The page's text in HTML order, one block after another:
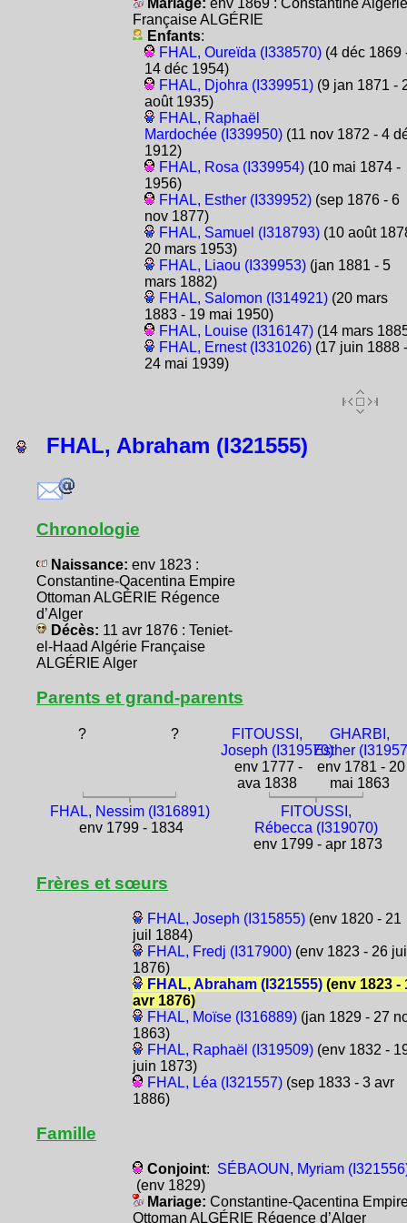
Mariage: env 1869 : Constantine Algérie
Française ALGÉRIE
Enfants:
FHAL, Oureïda (I338570)(4 déc 1869
14 déc 1954)
FHAL, Djohra (I339951)(9 jan 1871 -
août 1935)
FHAL, Raphaël
Mardochée (I339950)(11 nov 1872 - 4
1912)
FHAL, Rosa (I339954)(10 mai 1874 -
1956)
FHAL, Esther (I339952)(sep 1876 - 6
nov 1877)
FHAL, Samuel (I318793)(10 août
20 mars 1953)
FHAL, Liaou (I339953)(jan 1881 - 5
mars 1882)
FHAL, Salomon (I314921)(20 mars
1883 - 19 mai 1950)
FHAL, Louise (I316147)(14 mars
FHAL, Ernest (I331026)(17 juin 1888 -
24 mai 1939)
FHAL, Abraham (I321555)
Chronologie
Naissance: env 1823 :
Constantine-Qacentina Empire
Ottoman ALGÉRIE Régence
d’Alger
Décès: 11 avr 1876 : Teniet-
el-Haad Algérie Française
ALGÉRIE Alger
Parents et grand-parents
? ?
FITOUSSI,
Joseph (I319570)
env 1777 -
ava 1838
GHARBI,
Esther
env 1781 - 20
mai 1863
FHAL, Nessim (I316891)
env 1799 - 1834
FITOUSSI,
Rébecca (I319070)
env 1799 - apr 1873
Frères et sœurs
FHAL, Joseph (I315855)(env 1820 - 21
juil 1884)
FHAL, Fredj (I317900)(env 1823 - 26
1876)
FHAL, Abraham (I321555)(env 1823 -
avr 1876)
FHAL, Moïse (I316889)(jan 1829 - 27
1863)
FHAL, Raphaël (I319509)(env 1832 -
juin 1873)
FHAL, Léa (I321557)(sep 1833 - 3 avr
1886)
Famille
Conjoint: SÉBAOUN, Myriam
(env 1829)
Mariage: Constantine-Qacentina
Ottoman ALGÉRIE Régence d’Alger